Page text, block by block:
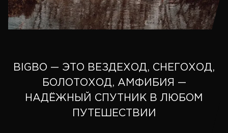
BIGBO — ЭТО ВЕЗДЕХОД, СНЕГОХОД,
БОЛОТОХОД, АМФИБИЯ —
НАДЁЖНЫЙ СПУТНИК В ЛЮБОМ
ПУТЕШЕСТВИИ